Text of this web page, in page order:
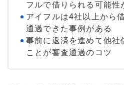
フルで借りられる可能性
アイフルは4社以上から
通過できた事例がある
事前に返済を進めて他社
ことが審査通過のコツ